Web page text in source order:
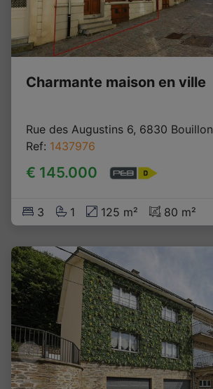
Charmante maison en ville
Rue des Augustins 6, 6830 Bouillon
Ref: 1437976
€ 145.000
3 1 125 m² 80 m²